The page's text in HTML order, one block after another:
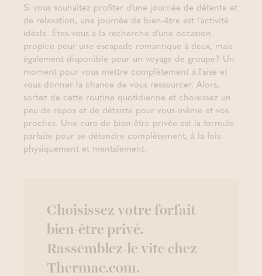
Si vous souhaitez profiter d'une journée de détente et
de relaxation, une journée de bien-être est l'activité
idéale. Êtes-vous à la recherche d'une occasion
propice pour une escapade romantique à deux, mais
également disponible pour un voyage de groupe? Un
moment pour vous mettre complètement à l'aise et
vous donner la chance de vous ressourcer. Alors,
sortez de cette routine quotidienne et choisissez un
peu de repos et de détente pour vous-même et vos
proches. Une cure de bien-être privée est la formule
parfaite pour se détendre complètement, à la fois
physiquement et mentalement.
Choisissez votre forfait
bien-être privé.
Rassemblez-le vite chez
Thermae.com.